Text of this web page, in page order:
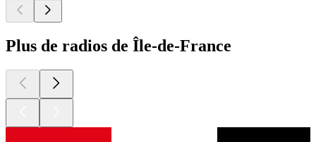
Plus de radios de Île-de-France